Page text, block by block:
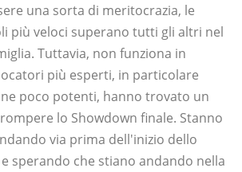
una sorta di meritocrazia, le
più veloci superano tutti gli altri nel
Tuttavia, non funziona in
più esperti, in particolare
poco potenti, hanno trovato un
lo Showdown finale. Stanno
via prima dell'inizio dello
sperando che stiano andando nella